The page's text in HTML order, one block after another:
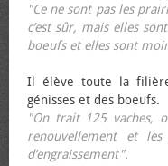
"Ce ne sont pas les
c’est sûr, mais elles
bœufs et elles sont
Il élève toute la
génisses et des bœufs.
"On trait 125 vaches,
renouvellement et
d’engraissement".